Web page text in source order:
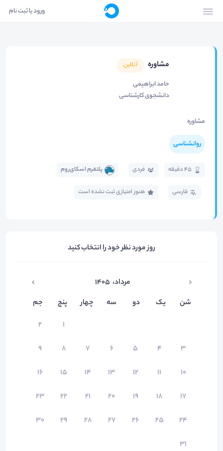
ورود یا ثبت نام
مشاوره آنلاین
حامد ابراهیمی
دانشجوی کارشناسی
مشاوره
روانشناسی
45 دقیقه فردی پلتفرم اسکای‌روم
فارسی هنوز امتیازی ثبت نشده است
روز مورد نظر خود را انتخاب کنید
مرداد، ۱۴۰۵
شن
یک دو سه چهار پنج
جم
۱
۲
۳
۴ ۵ ۶ ۷ ۸
۹
۱۰
۱۱ ۱۲ ۱۳ ۱۴ ۱۵
۱۶
۱۷
۱۸ ۱۹ ۲۰ ۲۱ ۲۲
۲۳
۲۴
۲۵ ۲۶ ۲۷ ۲۸ ۲۹
۳۰
۳۱